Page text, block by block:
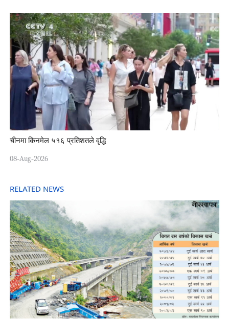
चीनमा किनमेल ५१६ प्रतिशतले वृद्धि
08-Aug-2026
RELATED NEWS